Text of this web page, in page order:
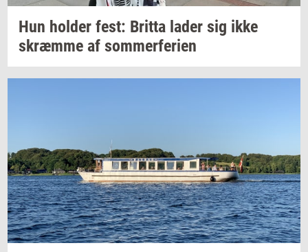
Hun hol­der fest: Brit­ta lader sig ikke
skræm­me af som­mer­fe­ri­en